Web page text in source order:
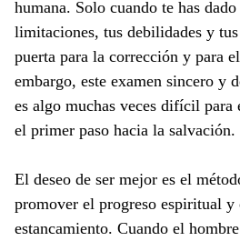
humana. Solo cuando te has
limitaciones, tus debilidades y
puerta para la corrección y para
embargo, este examen sincero y
es algo muchas veces difícil para
el primer paso hacia la salvación.
El deseo de ser mejor es el
promover el progreso espiritual y
estancamiento. Cuando el